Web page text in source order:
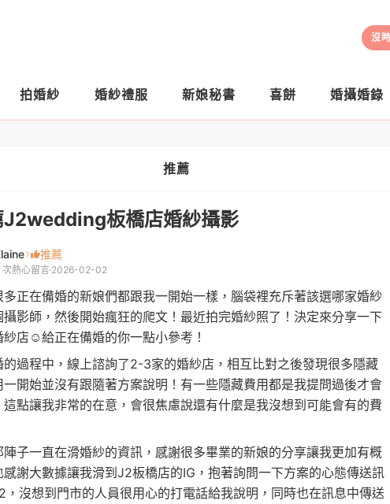
沒
拍婚紗 婚紗禮服 新娘秘書 喜餅 婚攝婚錄
推薦
J2wedding板橋店婚紗攝影
推薦
次熱心留言 2026-02-02
多正在備婚的新娘們都跟我一開始一樣，腦袋裡充斥著該選哪家婚紗
攝影師，然後開始瘋狂的爬文！最近拍完婚紗照了！決定來分享一下
紗店☺️給正在備婚的你一點小參考！
的過程中，線上諮詢了2-3家的婚紗店，相互比對之後發現很多隱藏
一開始並沒有跟隨著方案說明！有一些隱藏費用都是我提問過後才會
這點讓我非常的在意，會很焦慮說還有什麼是我沒想到可能會有的費
陣子一直在滑婚紗的資訊，感謝很多畢業的新娘的分享讓我更加有概
感謝大數據讓我滑到J2板橋店的IG，抱著詢問一下方案的心態傳送訊
，沒想到門市的人員很用心的打電話給我說明，同時也在訊息中傳送